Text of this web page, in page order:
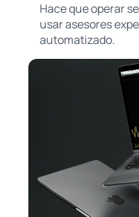
Hace que operar
usar asesores
automatizado.